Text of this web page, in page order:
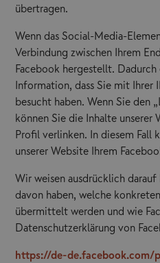
übertragen.
Wenn das Social-Media-
Verbindung zwischen Ihrem
Facebook hergestellt.
Information, dass Sie mit Ihrer
besucht haben. Wenn Sie den
können Sie die Inhalte
Profil verlinken. In diesem Fall
unserer Website Ihrem
Wir weisen ausdrücklich
davon haben, welche
übermittelt werden und wie
Datenschutzerklärung von
https://de-de.facebook.com/